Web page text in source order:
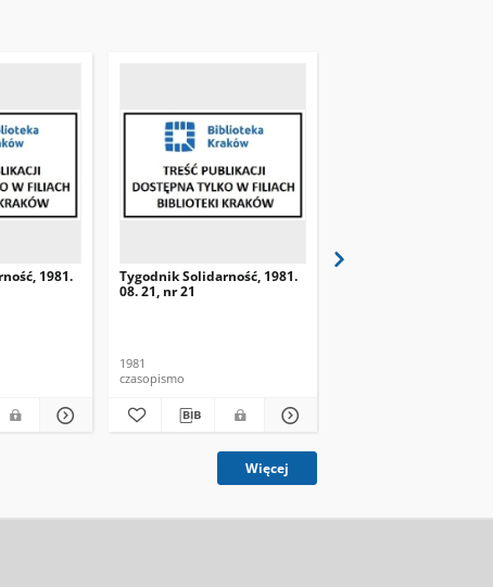
1981.
Tygodnik Solidarność, 1981.
08. 21, nr 21
1981
czasopismo
Więcej